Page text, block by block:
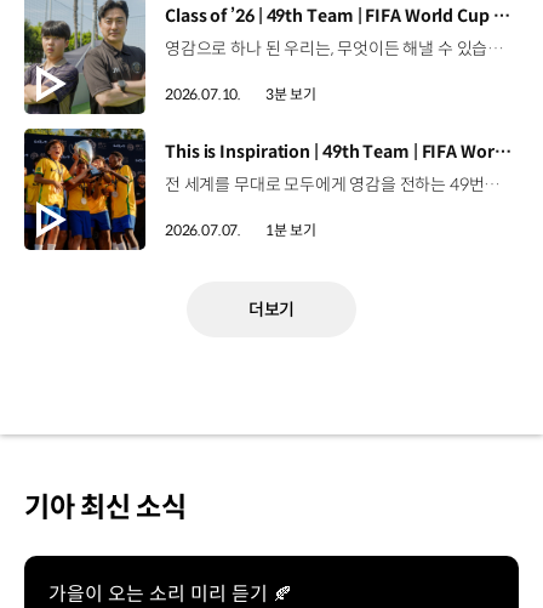
[동영상]
Class of ’26 | 49th Team | FIFA World Cup 2026™
영감으로 하나 된 우리는, 무엇이든 해낼 수 있습니다.세계 곳곳에서 모인 2026년의 주인공들이 FIFA 월드컵™ 오피셜 매치볼 캐리어로 꿈의 무대에 섰습니다. 자세히 보기 ▶ #Kia #InspirationConnectsUsAll #49thTeam #OMBC #FIFAWorldCup2026 유튜브 쇼츠 보기 >
2026.07.10. 3분 보기
[동영상]
This is Inspiration | 49th Team | FIFA World Cup 2026™
전 세계를 무대로 모두에게 영감을 전하는 49번째 팀.FIFA 월드컵 2026™을 향한 여정 속, 이제 사람들의 시선은 이 어린 스타들에게 향합니다. 자세히 보기 ▶ #Kia #InspirationConnectsUsAll #49thTeam #OMBC #FIFAWorldCup2026 유튜브 쇼츠 보기 >
2026.07.07. 1분 보기
더보기
기아 최신 소식
가을이 오는 소리 미리 듣기 🍂